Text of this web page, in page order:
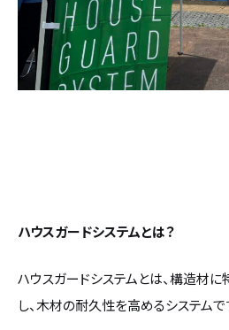
無料相談 イベント
ハウスガードシステムとは？
ハウスガードシステムとは、構造材
し、木材の耐久性を高めるシステムで